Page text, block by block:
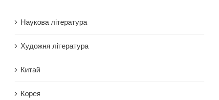
Наукова література
Художня література
Китай
Корея